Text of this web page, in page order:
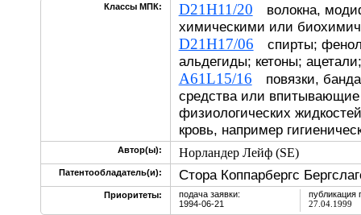
Классы МПК: D21H11/20 волокна,
химическими или
D21H17/06 спирты;
альдегиды; кетоны;
A61L15/16 повязки,
средства или впитывающие
физиологических
кровь, например
Автор(ы): Норландер Лейф (SE)
Патентообладатель(и): Стора Коппарбергс
Приоритеты:
подача заявки:
1994-06-21
публикация
27.04.1999